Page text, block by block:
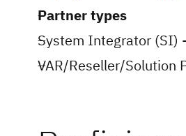
Partner types
System Integrator (SI)
VAR/Reseller/Solution